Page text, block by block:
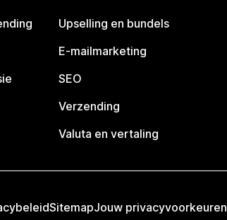
Upselling en bundels
E-mailmarketing
SEO
Verzending
Valuta en vertaling
SitemapJouw privacyvoorkeuren